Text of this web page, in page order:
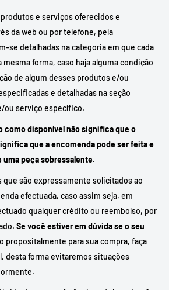
e serviços oferecidos e
da web ou por telefone, pela
se detalhadas na categoria em que cada
forma, caso haja alguma condição
de algum desses produtos e/ou
e detalhadas na seção
ou serviço específico.
como disponível não significa que o
que a encomenda pode ser feita e
peça sobressalente.
são expressamente solicitados ao
efectuada, caso assim seja, em
qualquer crédito ou reembolso, por
Se você estiver em dúvida se o seu
propositalmente para sua compra, faça
desta forma evitaremos situações